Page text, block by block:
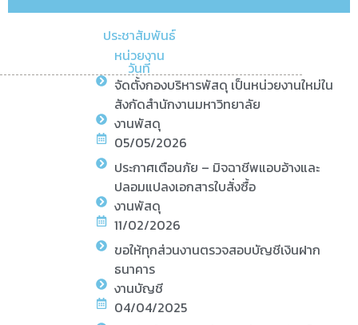
ประชาสัมพันธ์
หน่วยงาน
วันที่
จัดตั้งกองบริหารพัสดุ เป็นหน่วยงานใหม่ใน
สังกัดสำนักงานมหาวิทยาลัย
งานพัสดุ
05/05/2026
ประกาศเตือนภัย – มิจฉาชีพแอบอ้างและ
ปลอมแปลงเอกสารใบสั่งซื้อ
งานพัสดุ
11/02/2026
ขอให้ทุกส่วนงานตรวจสอบบัญชีเงินฝาก
ธนาคาร
งานบัญชี
04/04/2025